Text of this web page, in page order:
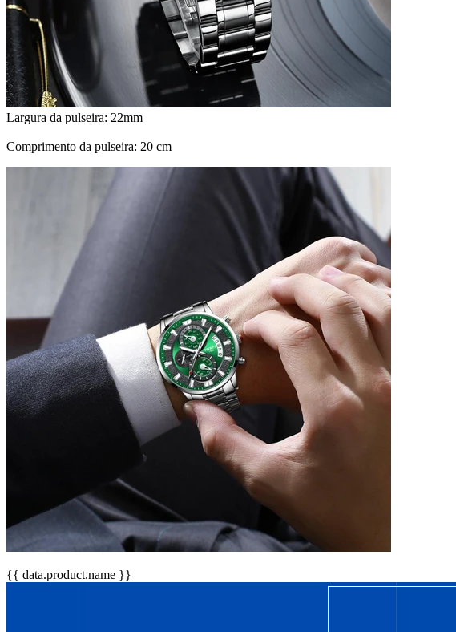
Largura da pulseira: 22mm
Comprimento da pulseira: 20 cm
{{ data.product.name }}